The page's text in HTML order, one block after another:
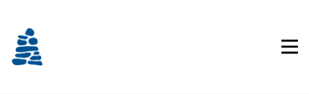
indhold